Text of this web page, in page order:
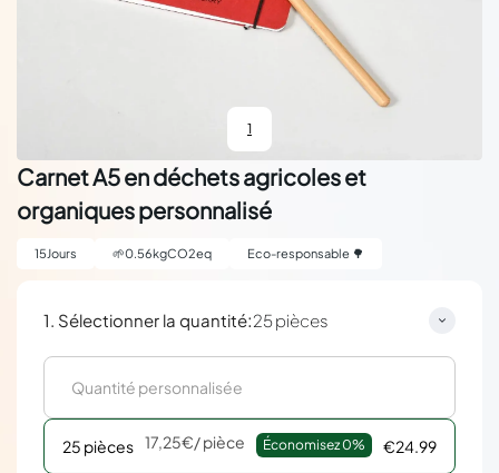
1
Carnet A5 en déchets agricoles et
organiques personnalisé
15 Jours 🌱0.56kgCO2eq Eco-responsable 🌳
1. Sélectionner la quantité:25 pièces
25 pièces 17,25€/ pièce Économisez 0% €24.99